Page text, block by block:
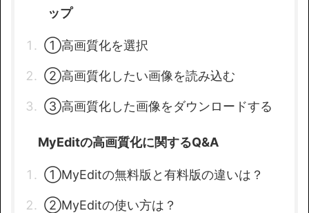
ップ
①高画質化を選択
②高画質化したい画像を読み込む
③高画質化した画像をダウンロードする
MyEditの高画質化に関するQ&A
①MyEditの無料版と有料版の違いは？
②MyEditの使い方は？